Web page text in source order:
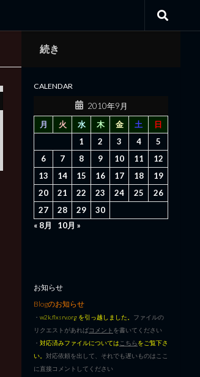
続き
CALENDAR
2010年9月
月
火 水 木 金 土
日
1
2 3 4
5
6
7 8 9 10 11
12
13
14 15 16 17 18
19
20
21 22 23 24 25
26
27
28 29
30
« 8月
10月 »
お知らせ
Blogのお知らせ
・ w2k.flxsrv.org を引っ越しました。 ファイルの
リクエストがあればコメント を書いてください
・ 対応済みファイルについては こちらをご覧下さ
い。 対応依頼を出して、それでも遅いものはここ
に直接コメントしてください